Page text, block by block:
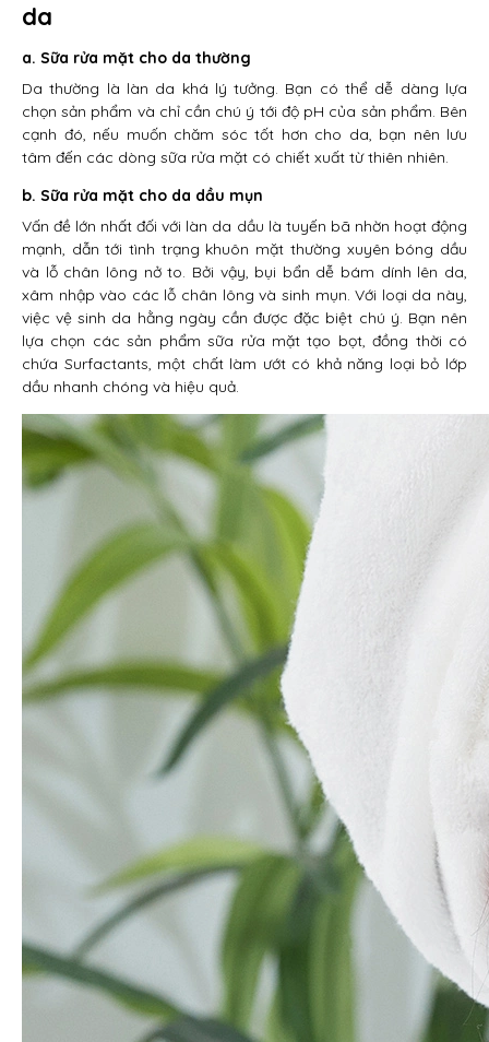
da
a. Sữa rửa mặt cho da thường
Da thường là làn da khá lý tưởng. Bạn có thể dễ dàng lựa
chọn sản phẩm và chỉ cần chú ý tới độ pH của sản phẩm. Bên
cạnh đó, nếu muốn chăm sóc tốt hơn cho da, bạn nên lưu
tâm đến các dòng sữa rửa mặt có chiết xuất từ thiên nhiên.
b. Sữa rửa mặt cho da dầu mụn
Vấn đề lớn nhất đối với làn da dầu là tuyến bã nhờn hoạt động
mạnh, dẫn tới tình trạng khuôn mặt thường xuyên bóng dầu
và lỗ chân lông nở to. Bởi vậy, bụi bẩn dễ bám dính lên da,
xâm nhập vào các lỗ chân lông và sinh mụn. Với loại da này,
việc vệ sinh da hằng ngày cần được đặc biệt chú ý. Bạn nên
lựa chọn các sản phẩm sữa rửa mặt tạo bọt, đồng thời có
chứa Surfactants, một chất làm ướt có khả năng loại bỏ lớp
dầu nhanh chóng và hiệu quả.